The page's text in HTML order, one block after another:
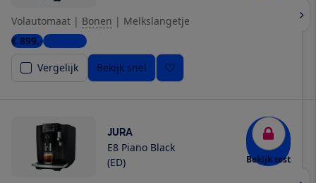
Volautomaat | Bonen | Melkslangetje
€ 899,-6 winkels
Vergelijk
Bekijk snel
JURA
E8 Piano Black
(ED)
Bekijk test